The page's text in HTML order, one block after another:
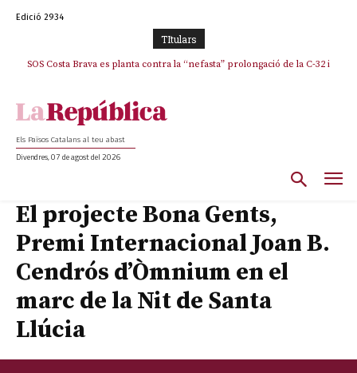
Edició 2934
TItulars
SOS Costa Brava es planta contra la “nefasta” prolongació de la C-32 i
Els Països Catalans al teu abast
Divendres, 07 de agost del 2026
El projecte Bona Gents,
Premi Internacional Joan B.
Cendrós d’Òmnium en el
marc de la Nit de Santa
Llúcia